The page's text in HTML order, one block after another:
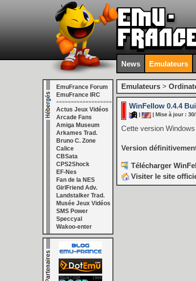
News Emulateurs
EmuFrance Forum
EmuFrance IRC
===================
Actus Jeux Vidéos
Arcade Fans
Amiga Museum
Arkames Trad.
Bruno C. Zone
Calice
CBSata
CPS2Shock
EF-Nes
Fan de la NES
GirlFriend Adv.
Landstalker Trad.
Musée Jeux Vidéos
SMS Power
Speccyal
Wakoo-enter
Emulateurs >
WinFellow 0.4.4
| Mise à jour :
Cette version
Version
Télécharger
Visiter le site